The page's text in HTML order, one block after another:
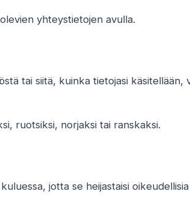
yhteystietojen avulla.
tai siitä, kuinka tietojasi
ruotsiksi, norjaksi tai ranskaksi.
jotta se heijastaisi